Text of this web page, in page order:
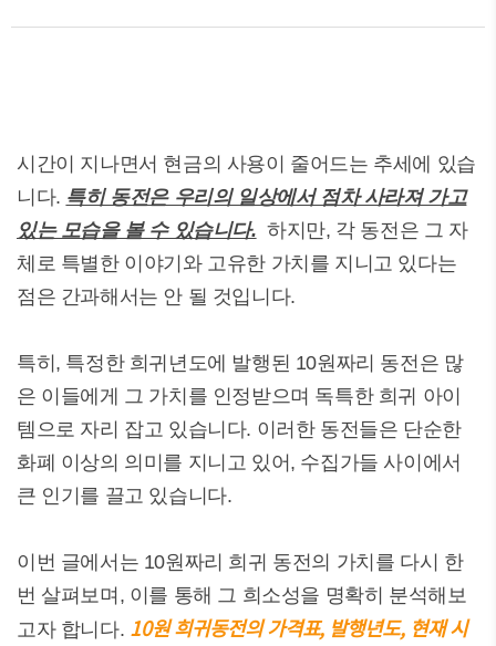
시간이 지나면서 현금의 사용이 줄어드는 추세에 있습
니다. 특히 동전은 우리의 일상에서 점차 사라져 가고
있는 모습을 볼 수 있습니다. 하지만, 각 동전은 그 자
체로 특별한 이야기와 고유한 가치를 지니고 있다는
점은 간과해서는 안 될 것입니다.
특히, 특정한 희귀년도에 발행된 10원짜리 동전은 많
은 이들에게 그 가치를 인정받으며 독특한 희귀 아이
템으로 자리 잡고 있습니다. 이러한 동전들은 단순한
화폐 이상의 의미를 지니고 있어, 수집가들 사이에서
큰 인기를 끌고 있습니다.
이번 글에서는 10원짜리 희귀 동전의 가치를 다시 한
번 살펴보며, 이를 통해 그 희소성을 명확히 분석해보
고자 합니다. 10원 희귀동전의 가격표, 발행년도, 현재 시